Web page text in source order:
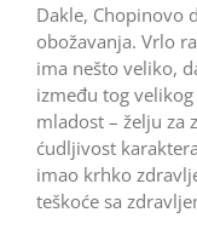
Dakle, Chopinovo
obožavanja. Vrlo
ima nešto veliko,
između tog
mladost – želju za
ćudljivost
imao krhko
teškoće sa